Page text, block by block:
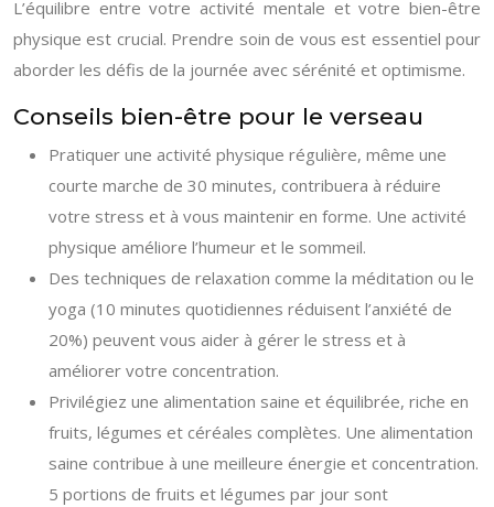
L’équilibre entre votre activité mentale et votre bien-être
physique est crucial. Prendre soin de vous est essentiel pour
aborder les défis de la journée avec sérénité et optimisme.
Conseils bien-être pour le verseau
Pratiquer une activité physique régulière, même une
courte marche de 30 minutes, contribuera à réduire
votre stress et à vous maintenir en forme. Une activité
physique améliore l’humeur et le sommeil.
Des techniques de relaxation comme la méditation ou le
yoga (10 minutes quotidiennes réduisent l’anxiété de
20%) peuvent vous aider à gérer le stress et à
améliorer votre concentration.
Privilégiez une alimentation saine et équilibrée, riche en
fruits, légumes et céréales complètes. Une alimentation
saine contribue à une meilleure énergie et concentration.
5 portions de fruits et légumes par jour sont